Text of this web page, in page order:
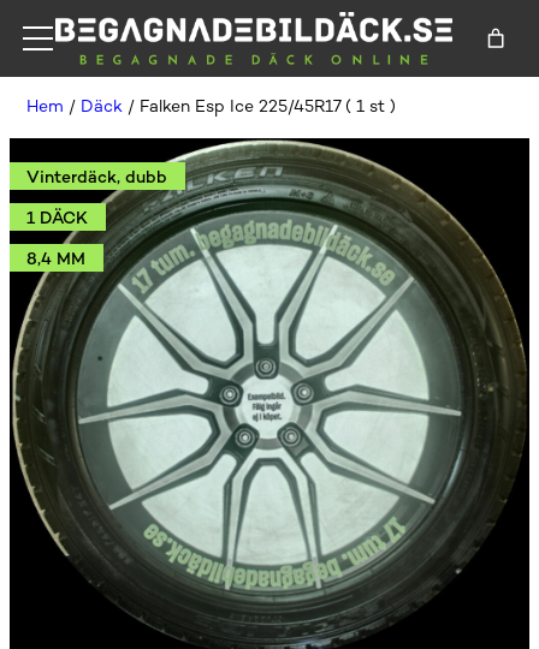
Hem / Däck / Falken Esp Ice 225/45R17 ( 1 st )
Vinterdäck, dubb
1 DÄCK
8,4 MM